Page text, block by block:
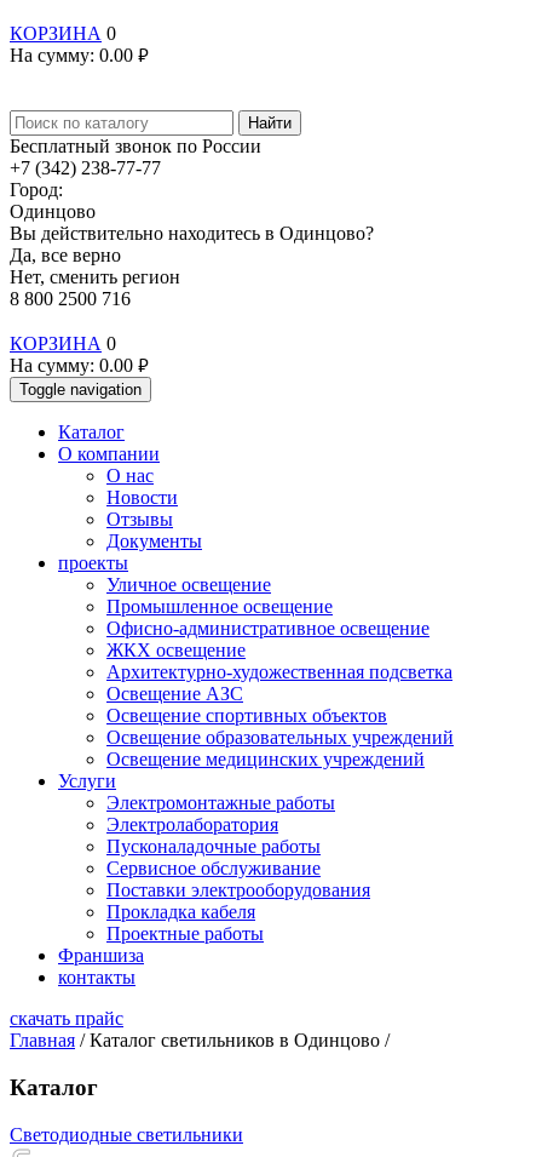
КОРЗИНА 0
На сумму: 0.00 руб.
Найти
Бесплатный звонок по России
+7 (342) 238-77-77
Город:
Одинцово
Вы действительно находитесь в Одинцово?
Да, все верно
Нет, сменить регион
8 800 2500 716
КОРЗИНА 0
На сумму: 0.00 руб.
Toggle navigation
Каталог
О компании
О нас
Новости
Отзывы
Документы
проекты
Уличное освещение
Промышленное освещение
Офисно-административное освещение
ЖКХ освещение
Архитектурно-художественная подсветка
Освещение АЗС
Освещение спортивных объектов
Освещение образовательных учреждений
Освещение медицинских учреждений
Услуги
Электромонтажные работы
Электролаборатория
Пусконаладочные работы
Сервисное обслуживание
Поставки электрооборудования
Прокладка кабеля
Проектные работы
Франшиза
контакты
скачать прайс
Главная / Каталог светильников в Одинцово /
Каталог
Светодиодные светильники